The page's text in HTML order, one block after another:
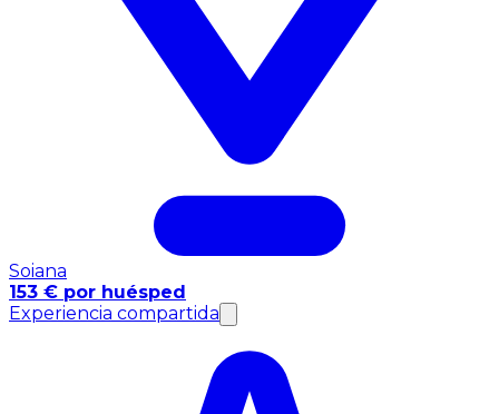
Soiana
153 € por huésped
Experiencia compartida